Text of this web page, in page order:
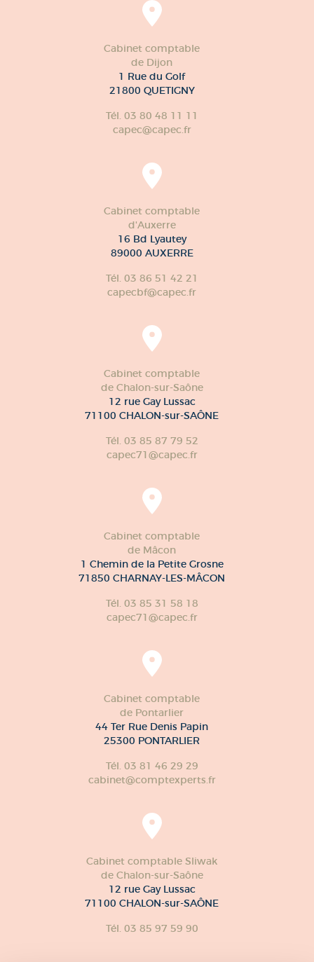
Cabinet comptable
de Dijon
1 Rue du Golf
21800 QUETIGNY
Tél. 03 80 48 11 11
capec@capec.fr
Cabinet comptable
d'Auxerre
16 Bd Lyautey
89000 AUXERRE
Tél. 03 86 51 42 21
capecbf@capec.fr
Cabinet comptable
de Chalon-sur-Saône
12 rue Gay Lussac
71100 CHALON-sur-SAÔNE
Tél. 03 85 87 79 52
capec71@capec.fr
Cabinet comptable
de Mâcon
1 Chemin de la Petite Grosne
71850 CHARNAY-LES-MÂCON
Tél. 03 85 31 58 18
capec71@capec.fr
Cabinet comptable
de Pontarlier
44 Ter Rue Denis Papin
25300 PONTARLIER
Tél. 03 81 46 29 29
cabinet@comptexperts.fr
Cabinet comptable Sliwak
de Chalon-sur-Saône
12 rue Gay Lussac
71100 CHALON-sur-SAÔNE
Tél. 03 85 97 59 90